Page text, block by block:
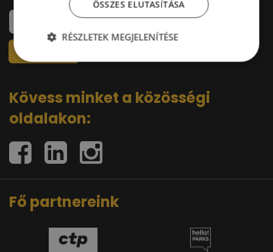
Kövess minket a közösségi
oldalakon:
Fő partnereink
ÖSSZES ELUTASÍTÁSA
RÉSZLETEK MEGJELENÍTÉSE